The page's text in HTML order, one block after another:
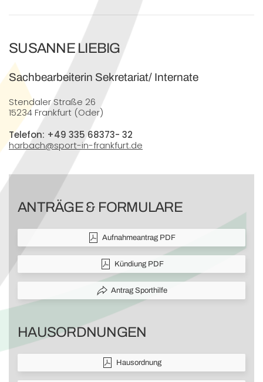
SUSANNE LIEBIG
Sachbearbeiterin Sekretariat/ Internate
Stendaler Straße 26
15234 Frankfurt (Oder)
Telefon: +49 335 68373- 32
harbach@sport-in-frankfurt.de
ANTRÄGE & FORMULARE
Aufnahmeantrag PDF
Kündiung PDF
Antrag Sporthilfe
HAUSORDNUNGEN
Hausordnung